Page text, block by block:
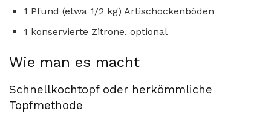
1 Pfund (etwa 1/2 kg) Artischockenböden
1 konservierte Zitrone, optional
Wie man es macht
Schnellkochtopf oder herkömmliche
Topfmethode